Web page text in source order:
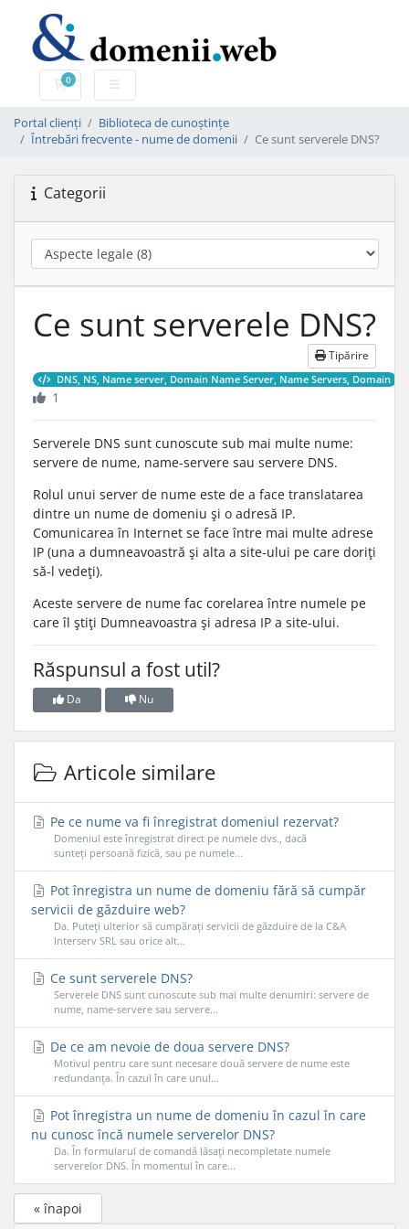
0
Coș de cumpărături
Portal clienți
Biblioteca de cunoștințe
Întrebări frecvente - nume de domenii
Ce sunt serverele DNS?
Categorii
Ce sunt serverele DNS?
Tipărire
DNS, NS, Name server, Domain Name Server, Name Servers, Domain
1
Serverele DNS sunt cunoscute sub mai multe nume:
servere de nume, name-servere sau servere DNS.
Rolul unui server de nume este de a face translatarea
dintre un nume de domeniu şi o adresă IP.
Comunicarea în Internet se face între mai multe adrese
IP (una a dumneavoastră şi alta a site-ului pe care doriţi
să-l vedeţi).
Aceste servere de nume fac corelarea între numele pe
care îl ştiţi Dumneavoastra şi adresa IP a site-ului.
Răspunsul a fost util?
Da Nu
Articole similare
Pe ce nume va fi înregistrat domeniul rezervat?
Domeniul este înregistrat direct pe numele dvs., dacă
sunteți persoană fizică, sau pe numele...
Pot înregistra un nume de domeniu fără să cumpăr
servicii de găzduire web?
Da. Puteţi ulterior să cumpărați servicii de găzduire de la C&A
Interserv SRL sau orice alt...
Ce sunt serverele DNS?
Serverele DNS sunt cunoscute sub mai multe denumiri: servere de
nume, name-servere sau servere...
De ce am nevoie de doua servere DNS?
Motivul pentru care sunt necesare două servere de nume este
redundanţa. În cazul în care unul...
Pot înregistra un nume de domeniu în cazul în care
nu cunosc încă numele serverelor DNS?
Da. În formularul de comandă lăsaţi necompletate numele
serverelor DNS. În momentul în care...
« înapoi